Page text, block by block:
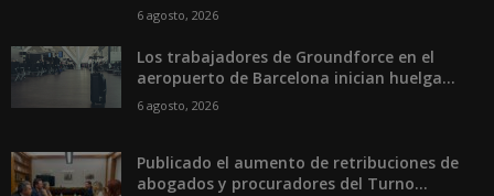
6 agosto, 2026
Los trabajadores de Groundforce en el
aeropuerto de Barcelona inician huelga...
6 agosto, 2026
Publicado el aumento de retribuciones de
abogados y procuradores del Turno...